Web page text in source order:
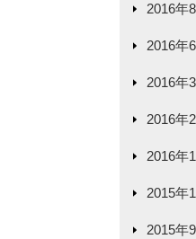
2016年
2016年
2016年
2016年
2016年
2015年
2015年